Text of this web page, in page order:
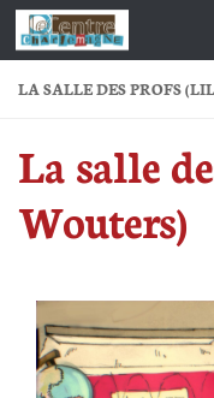
Skip to content
LA SALLE DES PROFS
La salle
Wouters)